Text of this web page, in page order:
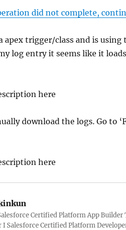
did not complete,
apex trigger/class and is using
log entry it seems like it
download the logs. Go to
Certified Platform App
I Salesforce Certified Platform